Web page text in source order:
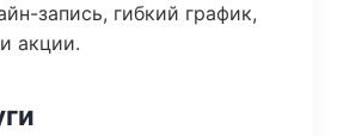
запись, гибкий график,
акции.